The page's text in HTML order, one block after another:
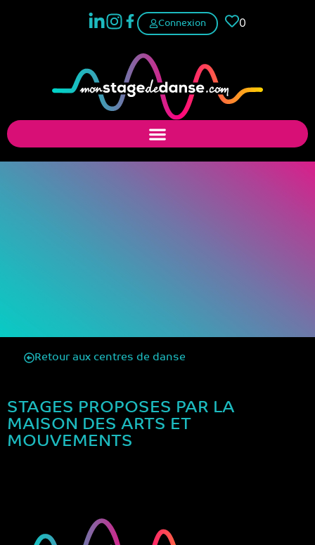
Connexion 0
Retour aux centres de danse
STAGES PROPOSES PAR LA
MAISON DES ARTS ET
MOUVEMENTS